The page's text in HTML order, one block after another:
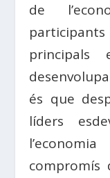
de
principals
és que
líders